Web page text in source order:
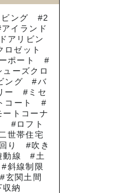
ング
2
アイランド
アリビン
ロゼット
ポート
ューズクロ
ング
バ
ー
ミセ
コート
ートコーナ
ロフト
二世帯住宅
り
吹き
動線
土
斜線制限
玄関土間
収納